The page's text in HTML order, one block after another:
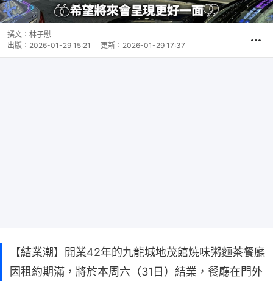
撰文： 林子慰
出版： 2026-01-29 15:21 更新： 2026-01-29 17:37
【結業潮】開業42年的九龍城地茂館燒味粥麵茶餐廳
因租約期滿，將於本周六（31日）結業，餐廳在門外